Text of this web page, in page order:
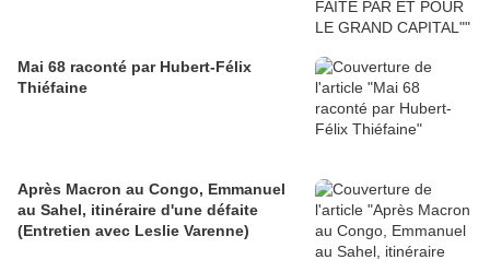
Mai 68 raconté par Hubert-Félix
Thiéfaine
Après Macron au Congo, Emmanuel
au Sahel, itinéraire d'une défaite
(Entretien avec Leslie Varenne)